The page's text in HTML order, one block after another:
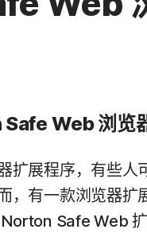
Web 浏览
扩展程序，有些人
，有一款浏览器扩
Safe Web 扩